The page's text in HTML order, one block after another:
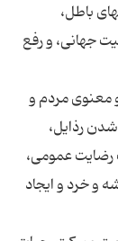
باطل،
جهانى، و رفع
معنوى مردم و
رذايل،
رضايت عمومى،
و خرد و ايجاد